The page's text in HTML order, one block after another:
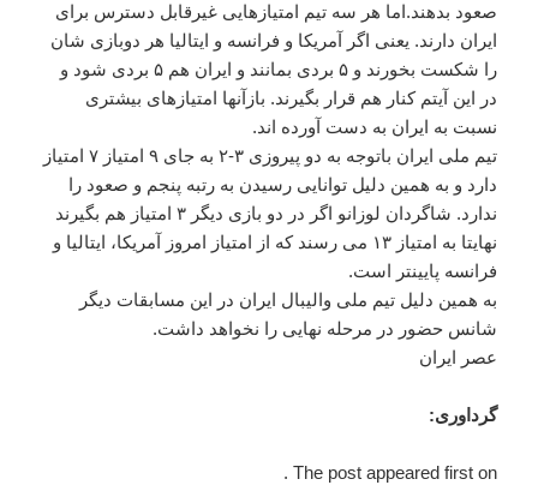
صعود بدهند.اما هر سه تیم امتیازهایی غیرقابل دسترس برای
ایران دارند. یعنی اگر آمریکا و فرانسه و ایتالیا هر دوبازی شان
را شکست بخورند و ۵ بردی بمانند و ایران هم ۵ بردی شود و
در این آیتم کنار هم قرار بگیرند. بازآنها امتیازهای بیشتری
نسبت به ایران به دست آورده اند.
تیم ملی ایران باتوجه به دو پیروزی ۳-۲ به جای ۹ امتیاز ۷ امتیاز
دارد و به همین دلیل توانایی رسیدن به رتبه پنجم و صعود را
ندارد. شاگردان لوزانو اگر در دو بازی دیگر ۳ امتیاز هم بگیرند
نهایتا به امتیاز ۱۳ می رسند که از امتیاز امروز آمریکا، ایتالیا و
فرانسه پایینتر است.
به همین دلیل تیم ملی والیبال ایران در این مسابقات دیگر
شانس حضور در مرحله نهایی را نخواهد داشت.
عصر ایران
گرداوری:
The post appeared first on .